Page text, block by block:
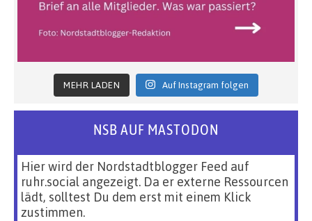
MEHR LADEN Auf Instagram folgen
NSB AUF MASTODON
Hier wird der Nordstadtblogger Feed auf
ruhr.social angezeigt. Da er externe Ressourcen
lädt, solltest Du dem erst mit einem Klick
zustimmen.